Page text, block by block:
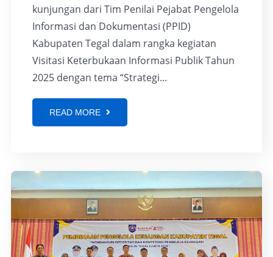
kunjungan dari Tim Penilai Pejabat Pengelola
Informasi dan Dokumentasi (PPID)
Kabupaten Tegal dalam rangka kegiatan
Visitasi Keterbukaan Informasi Publik Tahun
2025 dengan tema “Strategi...
READ MORE